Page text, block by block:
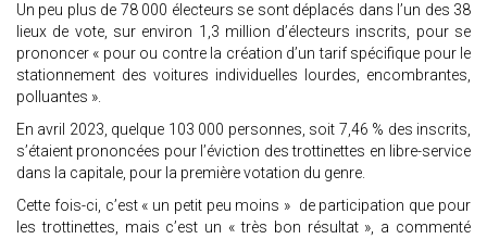
Un peu plus de 78 000 électeurs se sont déplacés dans l’un des 38
lieux de vote, sur environ 1,3 million d’électeurs inscrits, pour se
prononcer « pour ou contre la création d’un tarif spécifique pour le
stationnement des voitures individuelles lourdes, encombrantes,
polluantes ».
En avril 2023, quelque 103 000 personnes, soit 7,46 % des inscrits,
s’étaient prononcées pour l’éviction des trottinettes en libre-service
dans la capitale, pour la première votation du genre.
Cette fois-ci, c’est « un petit peu moins » de participation que pour
les trottinettes, mais c’est un « très bon résultat », a commenté